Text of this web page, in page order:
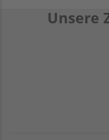
Unsere